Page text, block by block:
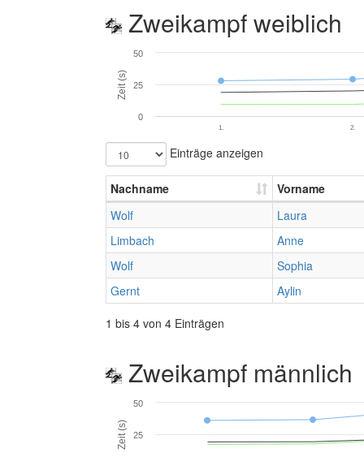
Zweikampf weiblich
Zeit (s)
1. 2.
0
25
50
Einträge anzeigen
Nachname
Vorname
Wolf
Laura
Limbach
Anne
Wolf
Sophia
Gernt
Aylin
1 bis 4 von 4 Einträgen
Zweikampf männlich
Zeit (s) 25
50